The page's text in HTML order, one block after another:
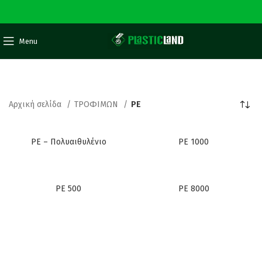
Menu
PE
Αρχική σελίδα ΤΡΟΦΙΜΩΝ PE
PE – Πολυαιθυλένιο PE 1000
PE 500 PE 8000